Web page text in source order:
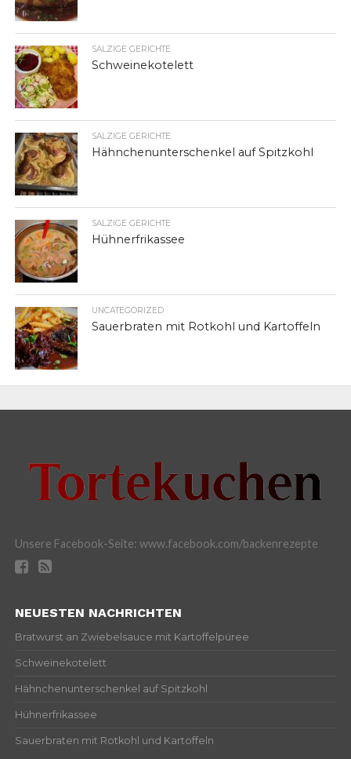
SALZIGE GERICHTE
Schweinekotelett
SALZIGE GERICHTE
Hähnchenunterschenkel auf Spitzkohl
SALZIGE GERICHTE
Hühnerfrikassee
UNCATEGORIZED
Sauerbraten mit Rotkohl und Kartoffeln
Unsere Facebook-Seite: www.facebook.com/backenrezepte
NEUESTEN NACHRICHTEN
Bratwurst an Zwiebelsauce mit Kartoffelpüree
Schweinekotelett
Hähnchenunterschenkel auf Spitzkohl
Hühnerfrikassee
Sauerbraten mit Rotkohl und Kartoffeln